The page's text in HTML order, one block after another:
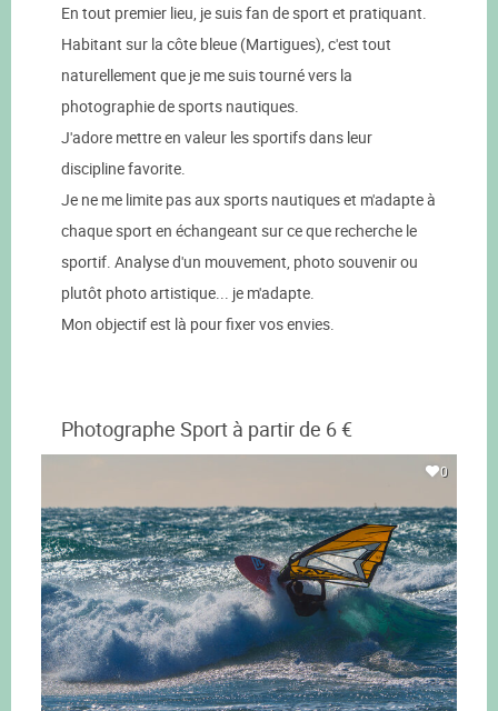
En tout premier lieu, je suis fan de sport et pratiquant.
Habitant sur la côte bleue (Martigues), c'est tout
naturellement que je me suis tourné vers la
photographie de sports nautiques.
J'adore mettre en valeur les sportifs dans leur
discipline favorite.
Je ne me limite pas aux sports nautiques et m'adapte à
chaque sport en échangeant sur ce que recherche le
sportif. Analyse d'un mouvement, photo souvenir ou
plutôt photo artistique... je m'adapte.
Mon objectif est là pour fixer vos envies.
Photographe Sport à partir de 6 €
0